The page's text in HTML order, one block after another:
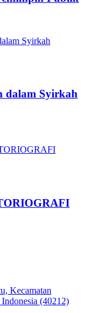
dalam Syirkah
Kecamatan
(40212)